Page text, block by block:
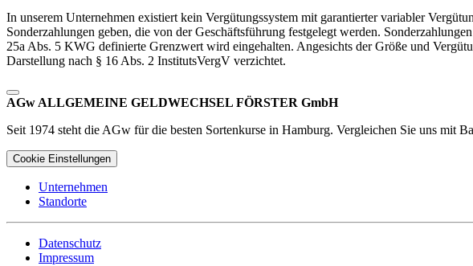
In unserem Unternehmen existiert kein Vergütungssystem mit garantierter variabler
Sonderzahlungen geben, die von der Geschäftsführung festgelegt werden.
25a Abs. 5 KWG definierte Grenzwert wird eingehalten. Angesichts der Größe und
Darstellung nach § 16 Abs. 2 InstitutsVergV verzichtet.
AGw ALLGEMEINE GELDWECHSEL FÖRSTER GmbH
Seit 1974 steht die AGw für die besten Sortenkurse in Hamburg. Vergleichen Sie uns mit
Cookie Einstellungen
Unternehmen
Standorte
Datenschutz
Impressum